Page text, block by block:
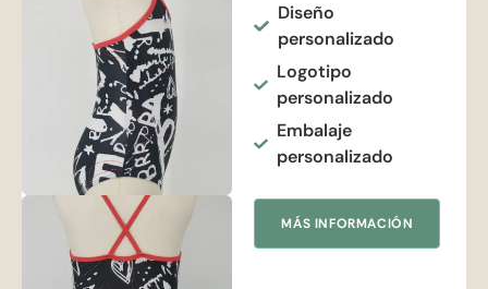
Diseño
personalizado
Logotipo
personalizado
Embalaje
personalizado
MÁS INFORMACIÓN